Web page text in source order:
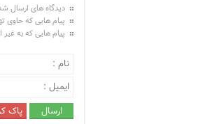
دیدگاه های ارسال
پیام هایی که حاوی
پیام هایی که به